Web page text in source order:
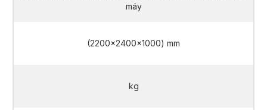
máy
(2200x2400x1000) mm
kg